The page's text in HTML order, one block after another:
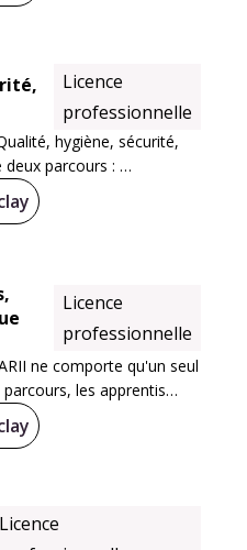
Licence
professionnelle
hygiène, sécurité,
parcours :
les laboratoires de
Licence
professionnelle
ne comporte qu'un seul
les apprentis
un des deux
Licence